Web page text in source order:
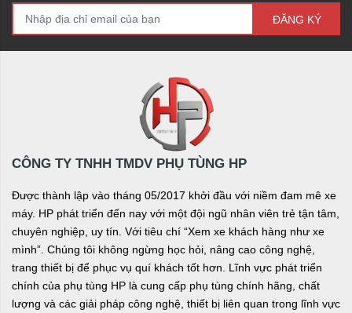
ĐĂNG KÝ
CÔNG TY TNHH TMDV PHỤ TÙNG HP
Được thành lập vào tháng 05/2017 khởi đầu với niềm đam mê xe
máy. HP phát triển đến nay với một đội ngũ nhân viên trẻ tận tâm,
chuyên nghiệp, uy tín. Với tiêu chí “Xem xe khách hàng như xe
mình”. Chúng tôi không ngừng học hỏi, nâng cao công nghệ,
trang thiết bị để phục vụ quí khách tốt hơn. Lĩnh vực phát triển
chính của phụ tùng HP là cung cấp phụ tùng chính hãng, chất
lượng và các giải pháp công nghệ, thiết bị liên quan trong lĩnh vực